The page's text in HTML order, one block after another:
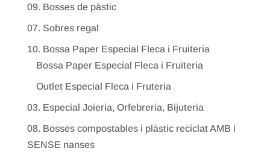
09. Bosses de pàstic
07. Sobres regal
10. Bossa Paper Especial Fleca i Fruiteria
Bossa Paper Especial Fleca i Fruiteria
Outlet Especial Fleca i Fruteria
03. Especial Joieria, Orfebreria, Bijuteria
08. Bosses compostables i plàstic reciclat AMB i
SENSE nanses